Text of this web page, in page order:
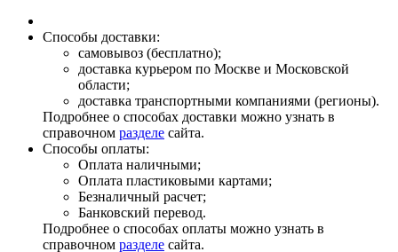
Способы доставки:
самовывоз (бесплатно);
доставка курьером по Москве и Московской
области;
доставка транспортными компаниями (регионы).
Подробнее о способах доставки можно узнать в
справочном разделе сайта.
Способы оплаты:
Оплата наличными;
Оплата пластиковыми картами;
Безналичный расчет;
Банковский перевод.
Подробнее о способах оплаты можно узнать в
справочном разделе сайта.